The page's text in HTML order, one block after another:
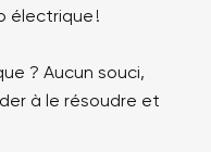
électrique !
? Aucun souci,
à le résoudre et